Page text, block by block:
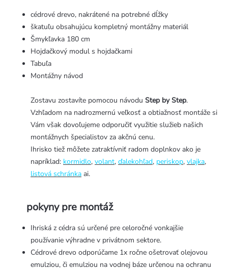
cédrové drevo, nakrátené na potrebné dĺžky
škatuľu obsahujúcu kompletný montážny materiál
Šmykľavka 180 cm
Hojdačkový modul s hojdačkami
Tabuľa
Montážny návod
Zostavu zostavíte pomocou návodu Step by Step.
Vzhľadom na nadrozmernú veľkosť a obtiažnosť montáže si
Vám však dovoľujeme odporučiť využitie služieb našich
montážnych špecialistov za akčnú cenu.
Ihrisko tiež môžete zatraktívniť radom doplnkov ako je
napríklad: kormidlo, volant, ďalekohľad, periskop, vlajka,
listová schránka ai.
pokyny pre montáž
Ihriská z cédra sú určené pre celoročné vonkajšie
používanie výhradne v privátnom sektore.
Cédrové drevo odporúčame 1x ročne ošetrovať olejovou
emulziou, či emulziou na vodnej báze určenou na ochranu